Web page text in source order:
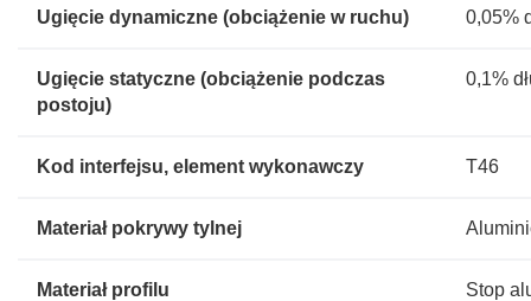
Ugięcie dynamiczne (obciążenie w ruchu) 0,05%
Ugięcie statyczne (obciążenie podczas
postoju)
0,1%
Kod interfejsu, element wykonawczy T46
Materiał pokrywy tylnej
Materiał profilu Stop